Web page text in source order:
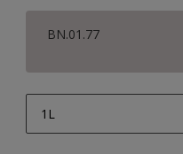
BN.01.77
1L